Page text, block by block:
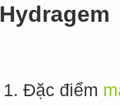
Hydragem
1. Đặc điểm